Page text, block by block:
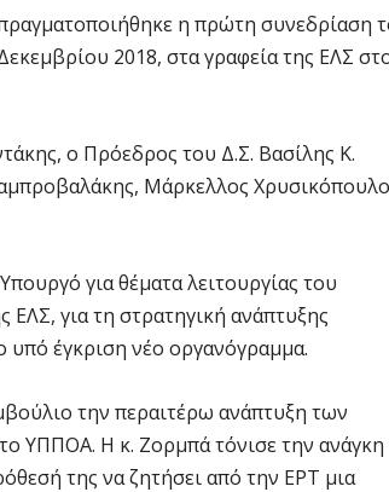
η πρώτη συνεδρίαση
2018, στα γραφεία της ΕΛΣ
ο Πρόεδρος του Δ.Σ. Βασίλης Κ.
Μάρκελλος
για θέματα λειτουργίας του
ΕΛΣ, για τη στρατηγική ανάπτυξης
υπό έγκριση νέο οργανόγραμμα.
την περαιτέρω ανάπτυξη των
ΥΠΠΟΑ. Η κ. Ζορμπά τόνισε την ανάγκη
της να ζητήσει από την ΕΡΤ μια